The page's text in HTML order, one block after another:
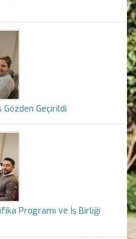
Gözden Geçirildi
Programı ve İş Birliği